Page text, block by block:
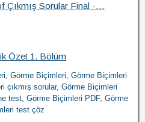
Çıkmış Sorular Final -…
Özet 1. Bölüm
, Görme Biçimleri, Görme Biçimleri
çıkmış sorular, Görme Biçimleri
test, Görme Biçimleri PDF, Görme
test çöz